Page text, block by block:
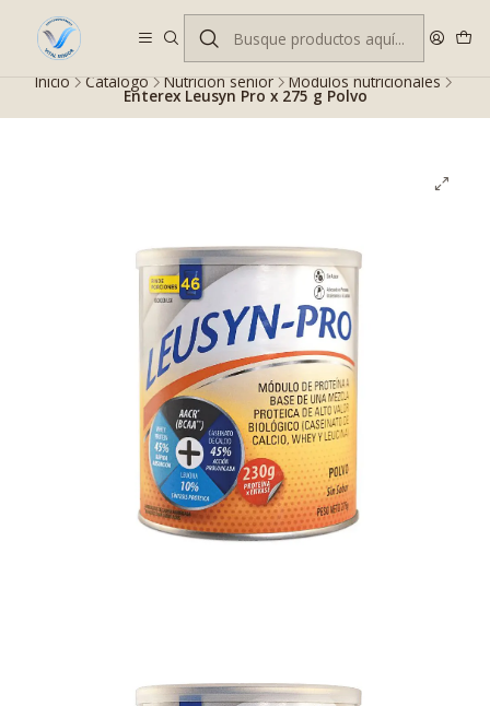
Despacho gratis en RM desde $100.000. Revisa las condiciones.
Inicio Catálogo Nutrición senior Módulos nutricionales
Enterex Leusyn Pro x 275 g Polvo